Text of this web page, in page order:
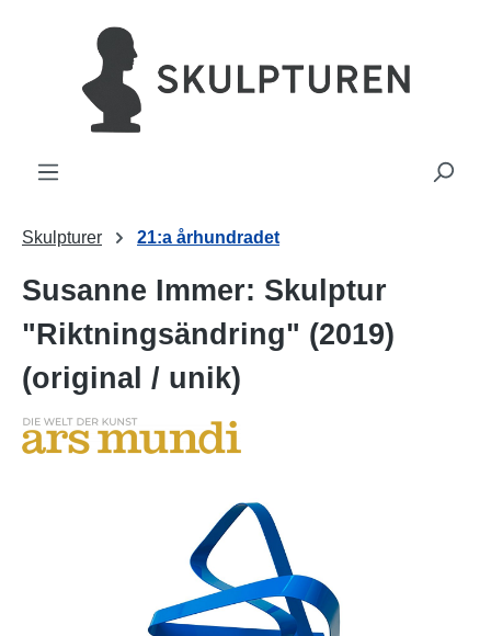
Skulpturer 21:a århundradet
Susanne Immer: Skulptur
"Riktningsändring" (2019)
(original / unik)